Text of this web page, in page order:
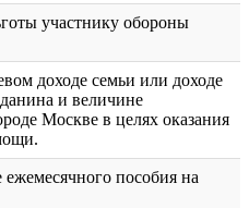
участнику обороны
доходе семьи или доходе
и величине
Москве в целях оказания
пособия на